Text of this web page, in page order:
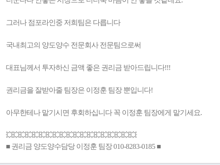
그러나 점포라인중 저희팀은 다릅니다
국내최고의 양도양수 전문회사 전문팀으로써
대표님께서 투자하신 금액 좋은 권리금 받아드립니다!!!
권리금을 잘받아줄 팀장은 이정훈 팀장 뿐입니다!
아무한테나 맡기시면 후회하십니다 꼭 이정훈 팀장에게 맡기세요.
💥💥💥💥💥💥💥💥💥💥💥💥💥💥💥💥💥💥💥
■ 권리금 양도양수담당 이정훈 팀장 010-8283-0185 ■